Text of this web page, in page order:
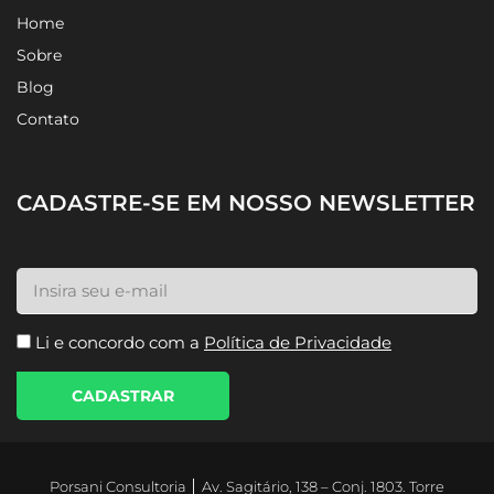
Home
Sobre
Blog
Contato
CADASTRE-SE EM NOSSO NEWSLETTER
Li e concordo com a Política de Privacidade
CADASTRAR
Porsani Consultoria │ Av. Sagitário, 138 – Conj. 1803. Torre